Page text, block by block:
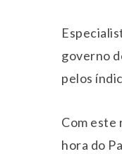
governo
pelos
Com este
hora do